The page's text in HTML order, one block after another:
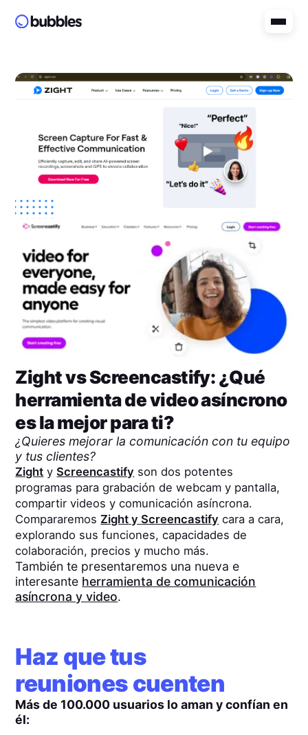
ZightvsScreencastify: ¿Qué
herramienta de video asíncrono
es la mejor para ti?
¿Quieres mejorar la comunicación con tu equipo
y tus clientes?
Zight yScreencastify son dos potentes
programas para grabación de webcam y pantalla,
compartir videos y comunicación asíncrona.
Compararemos Zight yScreencastify cara a cara,
explorando sus funciones, capacidades de
colaboración, precios y mucho más.
También te presentaremos una nueva e
interesante herramienta de comunicación
asíncrona y video.
Haz que tus
reuniones cuenten
Más de 100.000 usuarios lo aman y confían en
él: